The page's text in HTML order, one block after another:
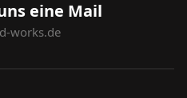
eine Mail
works.de